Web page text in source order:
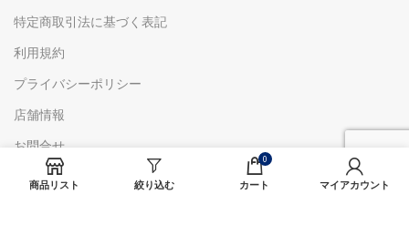
特定商取引法に基づく表記
利用規約
プライバシーポリシー
店舗情報
お問合せ
お見積もり
商品リスト 絞り込む
0
カート マイアカウント